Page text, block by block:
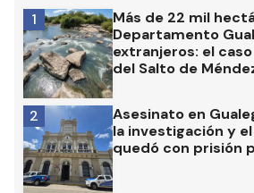
Más de 22 mil
Departamento
extranjeros: el
del Salto de
1
Asesinato en
la investigación y
quedó con prisión
2